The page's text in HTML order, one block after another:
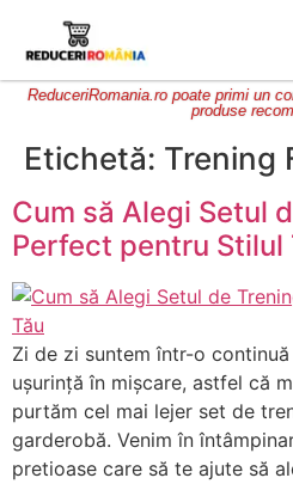
ReduceriRomania.ro poate primi un
produse
Etichetă: Trening
Cum să Alegi Setul
Perfect pentru Stilul
Zi de zi suntem într-o
ușurință în mișcare, astfel că
purtăm cel mai lejer set de
garderobă. Venim în
pretioase care să te ajute să